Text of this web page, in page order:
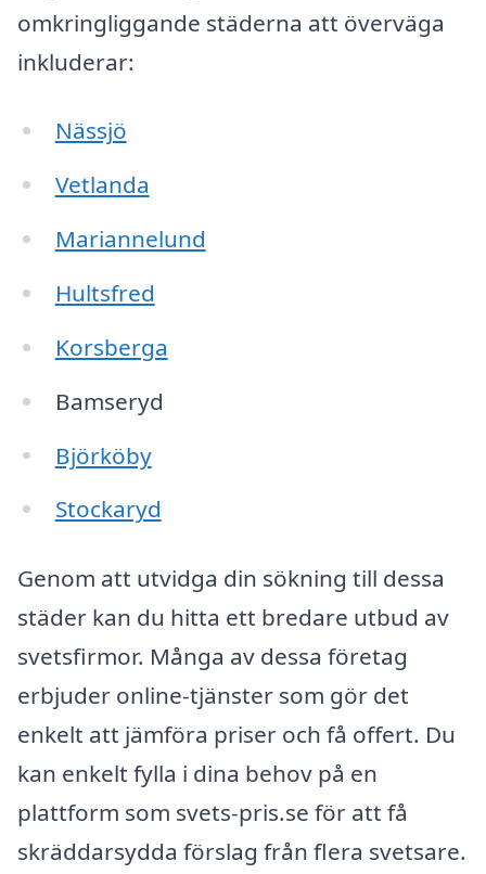
omkringliggande städerna att överväga
inkluderar:
Nässjö
Vetlanda
Mariannelund
Hultsfred
Korsberga
Bamseryd
Björköby
Stockaryd
Genom att utvidga din sökning till dessa
städer kan du hitta ett bredare utbud av
svetsfirmor. Många av dessa företag
erbjuder online-tjänster som gör det
enkelt att jämföra priser och få offert. Du
kan enkelt fylla i dina behov på en
plattform som svets-pris.se för att få
skräddarsydda förslag från flera svetsare.